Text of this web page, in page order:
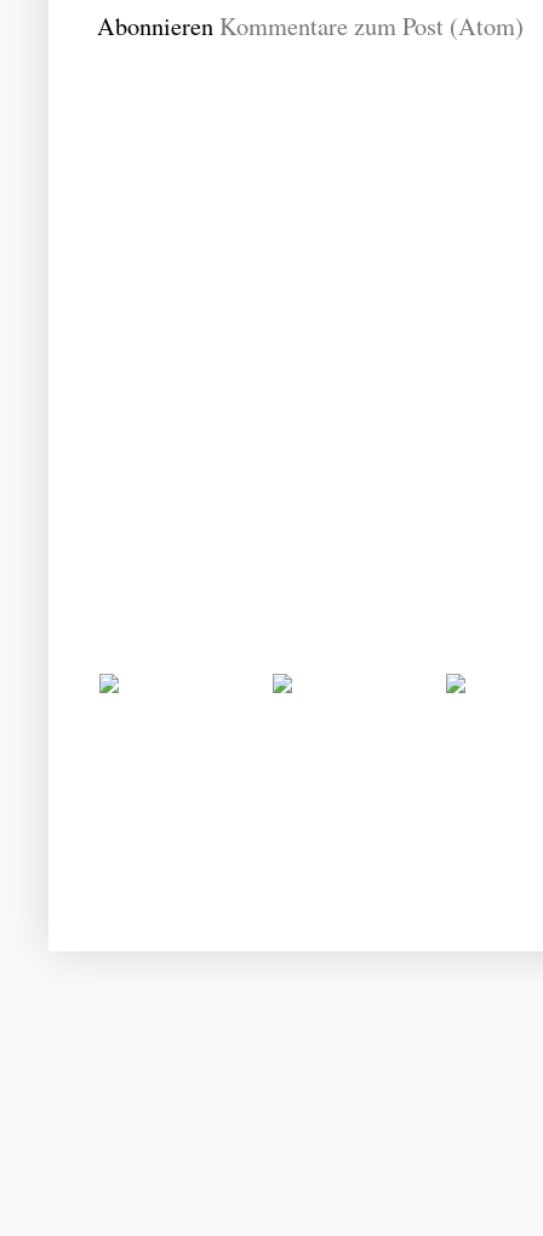
Abonnieren Kommentare zum Post (Atom)